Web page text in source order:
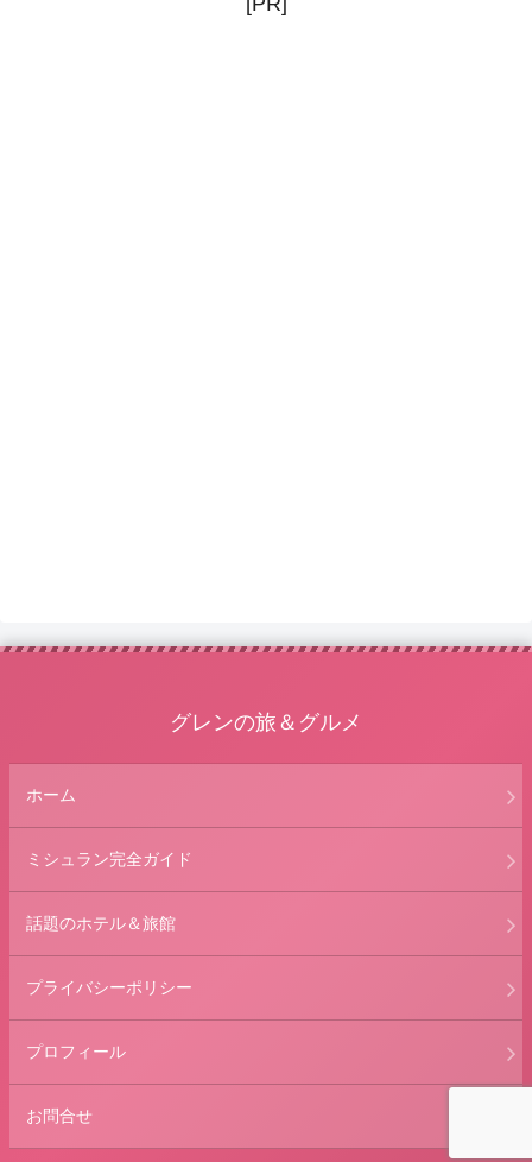
グレンの旅＆グルメ
ホーム
ミシュラン完全ガイド
話題のホテル＆旅館
プライバシーポリシー
プロフィール
お問合せ